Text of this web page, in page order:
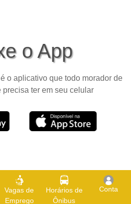
Vagas de
Emprego
Horários de
Ônibus
Conta
o App
o aplicativo que todo morador de
precisa ter em seu celular